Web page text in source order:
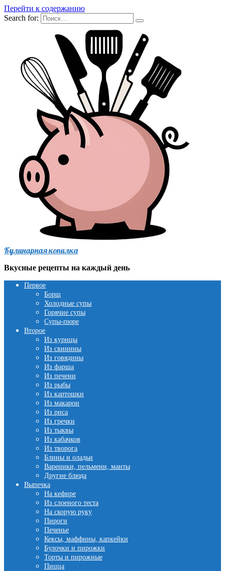
Перейти к содержанию
Search for:
Кулинарная копилка
Вкусные рецепты на каждый день
Первое
Борщ
Холодные супы
Горячие супы
Супы-пюре
Второе
Из курицы
Из свинины
Из говядины
Из фарша
Из печени
Из рыбы
Из картошки
Из макарон
Из риса
Из гречки
Из тыквы
Из кабачков
Из творога
Блины и оладьи
Вареники, пельмени, манты
Другие блюда
Выпечка
На кефире
Из слоеного теста
На скорую руку
Пироги
Печенье
Кексы, маффины, капкейки
Булочки и пирожки
Торты и пирожные
Пицца